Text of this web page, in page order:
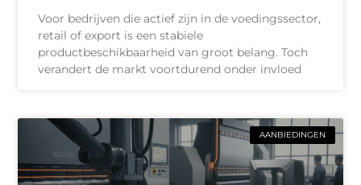
Voor bedrijven die actief zijn in de voedingssector,
retail of export is een stabiele
productbeschikbaarheid van groot belang. Toch
verandert de markt voortdurend onder invloed
AANBIEDINGEN